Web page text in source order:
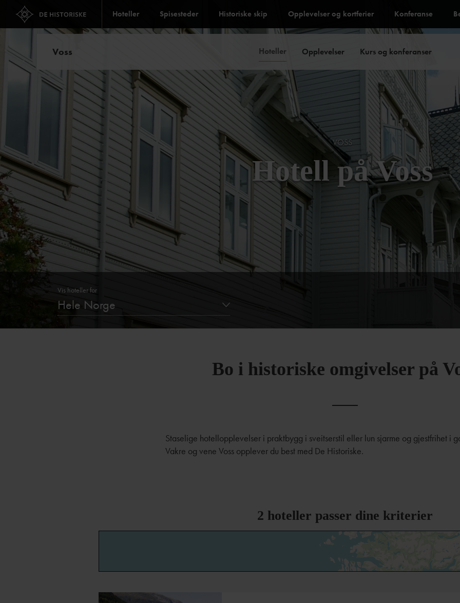
Hoteller Spisesteder Historiske skip Opplevelser og kortferier Konferanse
Voss Hoteller Opplevelser Kurs og konferanser
VOSS
Hotell på Voss
Vis hoteller for
Hele Norge
Bo i historiske omgivelser på
Staselige hotellopplevelser i praktbygg i sveitserstil eller lun sjarme og gjestfrihet i
Vakre og vene Voss opplever du best med De Historiske.
2 hoteller passer dine kriterier